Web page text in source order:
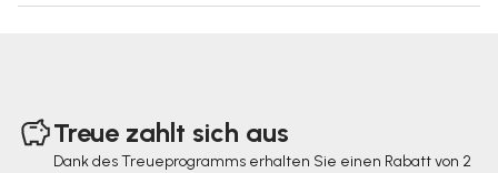
Treue zahlt sich aus
Dank des Treueprogramms erhalten Sie einen Rabatt von 2